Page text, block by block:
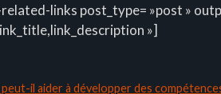
links post_type= »post »
»]
il aider à développer des